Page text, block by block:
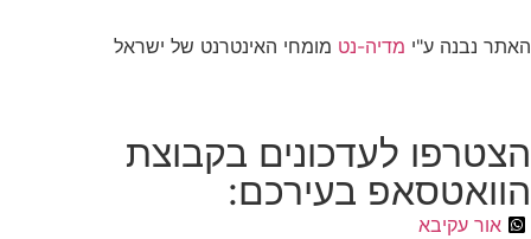
האתר נבנה ע"י מדיה-נט מומחי האינטרנט של ישראל
הצטרפו לעדכונים בקבוצת
הוואטסאפ בעירכם:
אור עקיבא